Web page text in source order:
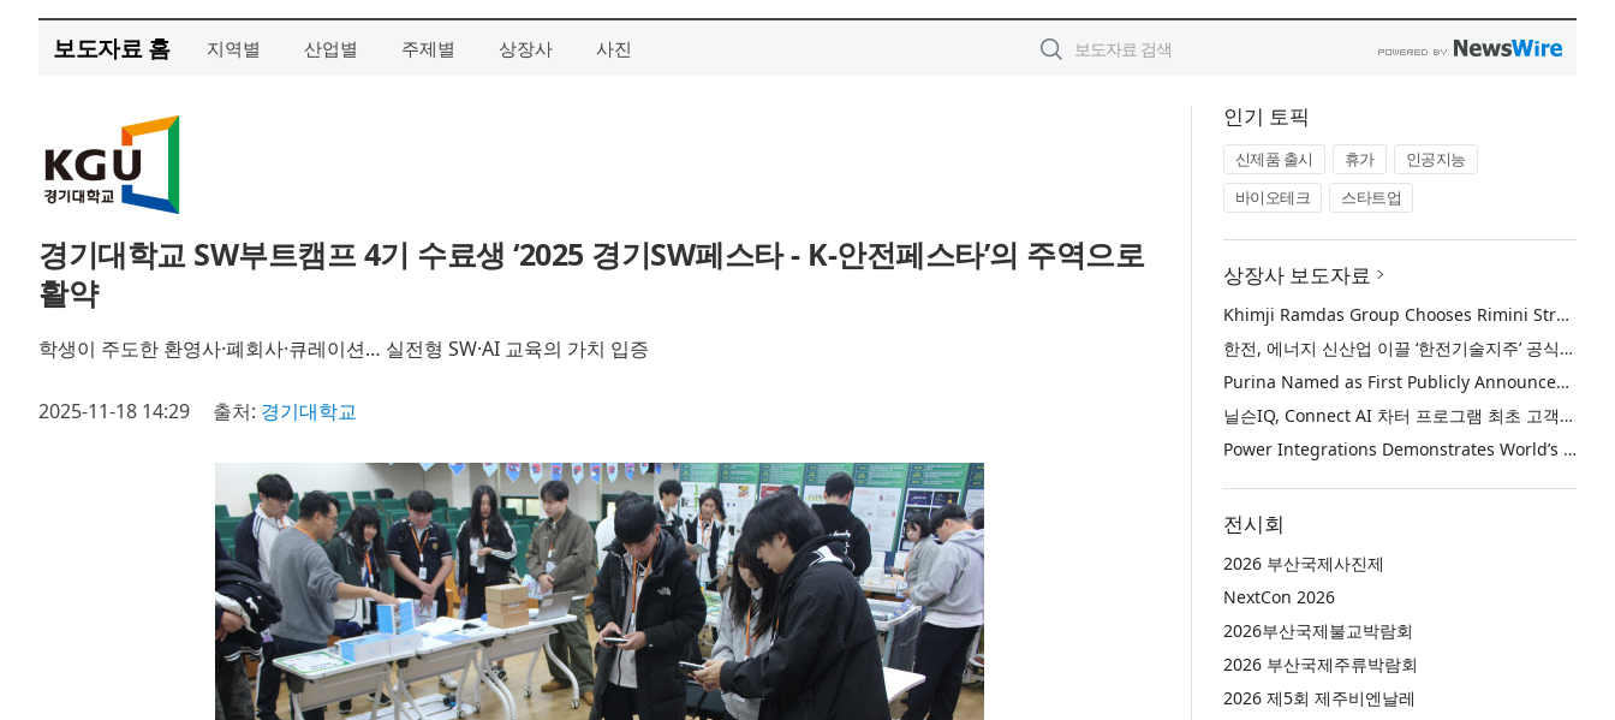
보도자료 홈 지역별 산업별 주제별 상장사 사진
경기대학교 SW부트캠프 4기 수료생 ‘2025 경기SW페스타 - K-안전페스타’의 주역으로
활약
학생이 주도한 환영사·폐회사·큐레이션… 실전형 SW·AI 교육의 가치 입증
2025-11-18 14:29 출처: 경기대학교
인기 토픽
신제품 출시 휴가
인공지능
바이오테크
스타트업
상장사 보도자료
Khimji Ramdas Group Chooses Rimini Street to Reduce SAP Support Costs, Protect 700+ Customizations and Reinvest Savings in Innovation
한전, 에너지 신산업 이끌 ‘한전기술지주’ 공식 출범
Purina Named as First Publicly Announced NIQ ConnectAI Charter Client
닐슨IQ, Connect AI 차터 프로그램 최초 고객사 ‘퓨리나’ 선정
Power Integrations Demonstrates World’s First 2200 V GaN Technology for Next-Era High-Voltage Power Systems
전시회
2026 부산국제사진제
NextCon 2026
2026부산국제불교박람회
2026 부산국제주류박람회
2026 제5회 제주비엔날레